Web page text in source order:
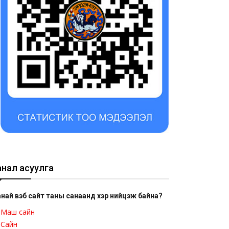
асуулга
вэб сайт таны санаанд хэр нийцэж байна?
Маш сайн
Сайн